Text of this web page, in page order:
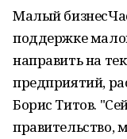
Малый
поддержке
направить на
предприятий,
Борис Титов.
правительство,